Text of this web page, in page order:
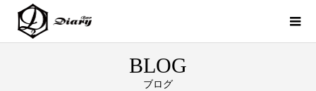
BLOG
ブログ